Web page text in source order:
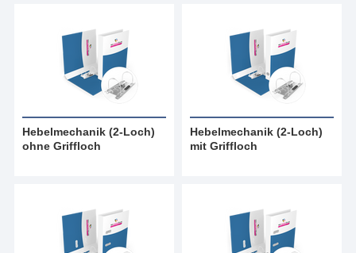
Hebelmechanik (2-Loch)
ohne Griffloch
Hebelmechanik (2-Loch)
mit Griffloch